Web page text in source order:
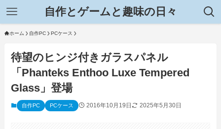
自作とゲームと趣味の日々
ホーム 自作PC PCケース
待望のヒンジ付きガラスパネル
「Phanteks Enthoo Luxe Tempered
Glass」登場
自作PC PCケース 2016年10月19日 2025年5月30日